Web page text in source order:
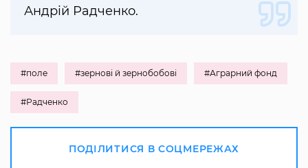
Андрій Радченко.
#поле #зернові й зернобобові #Аграрний фонд
#Радченко
ПОДІЛИТИСЯ В СОЦМЕРЕЖАХ